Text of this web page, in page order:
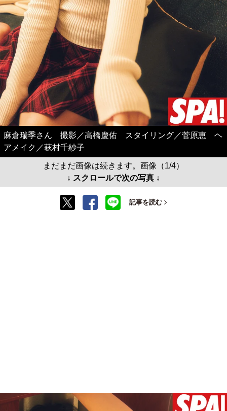
麻倉瑞季さん 撮影／高橋慶佑 スタイリング／菅原恵 ヘ
アメイク／萩村千紗子
まだまだ画像は続きます。画像（1/4）
↓ スクロールで次の写真 ↓
記事を読む